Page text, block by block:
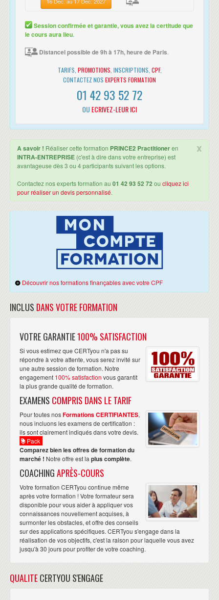
J'en ai retenu beaucoup de best pratices
William TRANTransformation & acceleration, visiter sa
“ Dans un souci de répondre aux exigences
de nos clients, NewSoft IT a recherché un
formation d’ITIL. Après une recherche sur internet, il
s'est avéré que les informations fournies par le site
CERTyou répondaient à ma demande. Le contact
téléphonique a confirmé mon choix. Accueil et réponses
formation nous sommes reçus dans des locaux très
accueillants avec boissons chaudes, bouteille d’eau,
viennoiseries… Les cours sont dispensés à un maximum
de 12 personnes. La formatrice de CERTyou
compétente connait son sujet et crée une bonne
ambiance pour que les candidats se sentent au mieux
pour réussir la certification. ”
linkedin
accueillant et les intervenants sont
expérimentés. J'ai d'ores et déjà planifié le passage de
ma prochaine certification. Merci à vous. ”
Lionel VINCELASGestionnaire d'Applications, visiter sa
page linkedin
“ C'était une semaine intense et
enrichissante avec un groupe de stagiaires
expérimentés très intéressant. Je suis très
satisfait de cette formation de certification PRINCE2
chez CERTYOU.Tout d'abord, compte-tenu des
compétences et des qualités pédagogiques du formateur.
Egalement, vu la qualité de l'organisation et de la
logistique autour en terme de planification et des
conditions appréciables du déroulement de la
formation. ”
Hassan AZAD Senior IT Project Manager, visiter sa page
linkedin
“ Réaliser le cursus de formation Lean Six
Session confirmée et garantie, vous avez la certitude que
le cours aura lieu.
Distancel possible de 9h à 17h, heure de Paris.
TARIFS, PROMOTIONS , INSCRIPTIONS, CPF,
CONTACTEZ NOS EXPERTS FORMATION
01 42 93 52 72
OU ECRIVEZ-LEUR ICI
x
A savoir ! Réaliser cette formation PRINCE2 Practitioneren
INTRA-ENTREPRISE (c'est à dire dans votre entreprise) est
avantageuse dès 3 ou 4 participants suivant les options.
Contactez nos experts formation au 01 42 93 52 72 ou cliquez ici
pour réaliser un devis personnalisé.
Découvrir nos formations finançables avec votre CPF
INCLUS DANS VOTRE FORMATION
VOTRE GARANTIE100% SATISFACTION
Si vous estimez que CERTyou n'a pas su
répondre à votre attente, vous serez invité sur
une autre session de formation. Notre
engagement 100% satisfaction vous garantit
la plus grande qualité de formation.
EXAMENS COMPRIS DANS LE TARIF
Pour toutes nosFormations CERTIFIANTES,
nous incluons les examens de certification :
ils sont clairement indiqués dans votre devis.
Pack
Comparez bien les offres de formation du
marché ! Notre offre est la plus complète.
COACHINGAPRÈS-COURS
Votre formation CERTyou continue même
après votre formation ! Votre formateur sera
disponible pour vous aider à appliquer vos
connaissances nouvellement acquises, à
surmonter les obstacles, et offre des conseils
sur des applications spécifiques. CERTyou s'engage dans la
réalisation de vos objectifs, c'est la raison pour laquelle vous avez
jusqu'à 30 jours pour profiter de votre coaching.
QUALITECERTYOU S'ENGAGE